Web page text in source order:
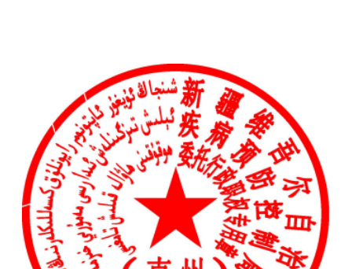
各县（市）网站 媒体
地州市政府 区政府部门
省区市政府 国家部委局
主办：克孜勒苏柯尔克孜自治州人民政府办公室
承办：克孜勒苏柯尔克孜自治州政务公开信息中心